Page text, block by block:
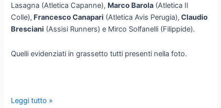
Lasagna (Atletica Capanne), Marco Barola (Atletica Il
Colle), Francesco Canapari (Atletica Avis Perugia), Claudio
Bresciani (Assisi Runners) e Mirco Solfanelli (Filippide).
Quelli evidenziati in grassetto tutti presenti nella foto.
Pasquetta
Leggi tutto »